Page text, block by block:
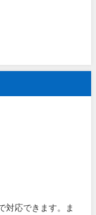
対応できます。ま